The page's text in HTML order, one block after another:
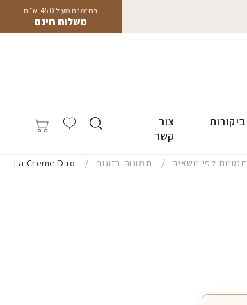
בהזמנה מעל 450 ש״ח
משלוח חינם
ביקורות
צור
קשר
תמונות לפי נושאים תמונות בזוגות La Creme Duo